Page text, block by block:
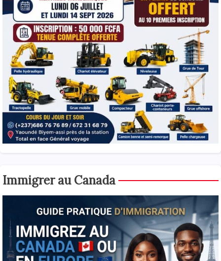
Immigrer au Canada